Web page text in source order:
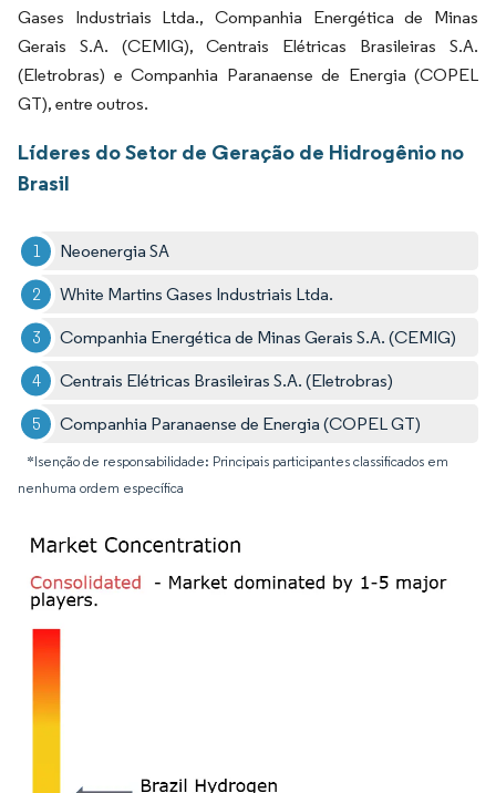
Gases Industriais Ltda., Companhia Energética de Minas
Gerais S.A. (CEMIG), Centrais Elétricas Brasileiras S.A.
(Eletrobras) e Companhia Paranaense de Energia (COPEL
GT), entre outros.
Líderes do Setor de Geração de Hidrogênio no
Brasil
Neoenergia SA
White Martins Gases Industriais Ltda.
Companhia Energética de Minas Gerais S.A. (CEMIG)
Centrais Elétricas Brasileiras S.A. (Eletrobras)
Companhia Paranaense de Energia (COPEL GT)
*Isenção de responsabilidade: Principais participantes classificados em
nenhuma ordem específica